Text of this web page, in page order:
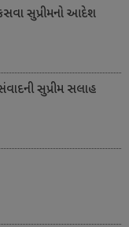
સુપ્રીમનો આદેશ
સુપ્રીમ સલાહ